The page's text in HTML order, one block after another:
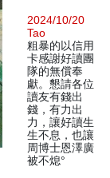
2024/10/20
Tao
粗暴的以信用
卡感謝好讀團
隊的無償奉
獻。懇請各位
讀友有錢出
錢，有力出
力，讓好讀生
生不息，也讓
周博士恩澤廣
被不熄°